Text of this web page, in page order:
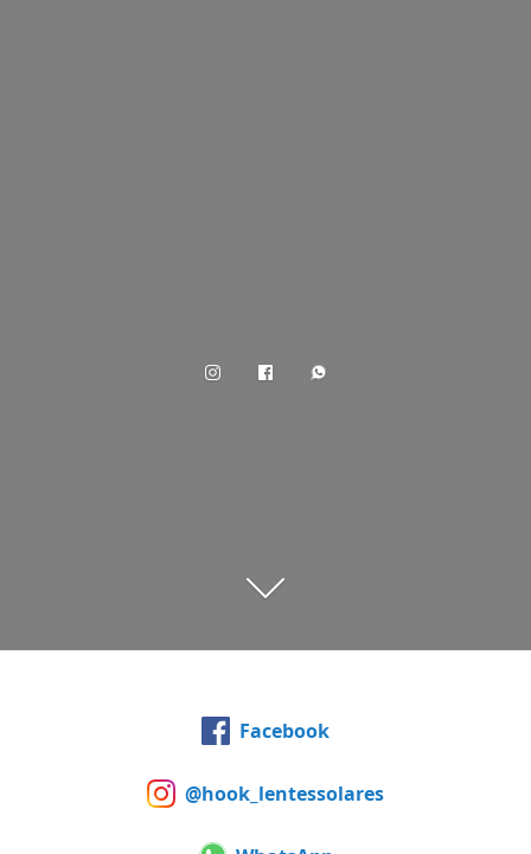
Facebook
@hook_lentessolares